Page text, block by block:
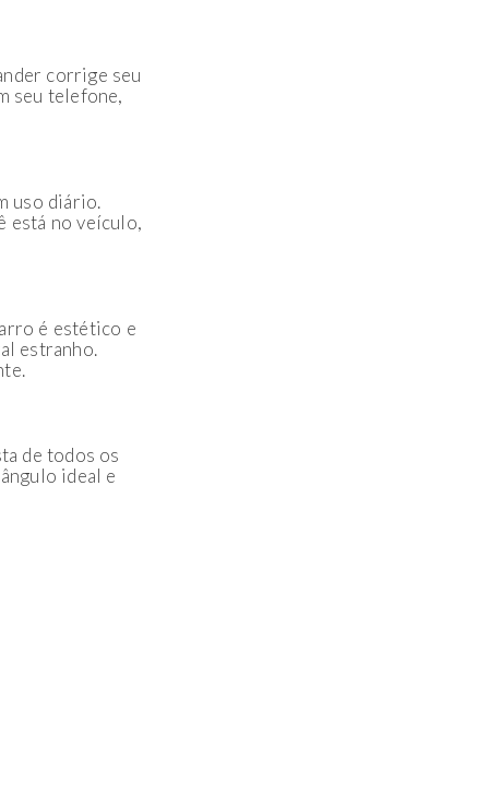
corrige seu
seu telefone,
uso diário.
está no veículo,
é estético e
estranho.
de todos os
ideal e